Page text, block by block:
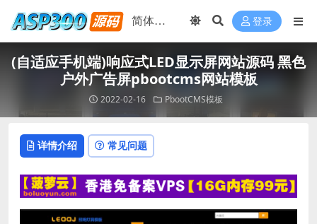
登录
(自适应手机端)响应式LED显示屏网站源码 黑色
户外广告屏pbootcms网站模板
2022-02-16 PbootCMS模板
详情介绍 常见问题